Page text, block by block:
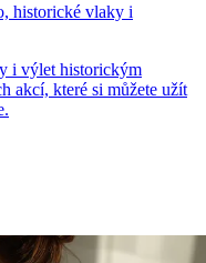
historické vlaky i
i výlet historickým
akcí, které si můžete užít